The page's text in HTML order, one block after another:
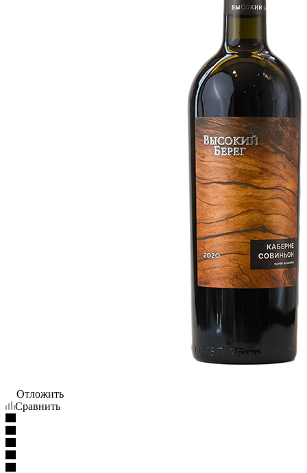
Отложить
Сравнить